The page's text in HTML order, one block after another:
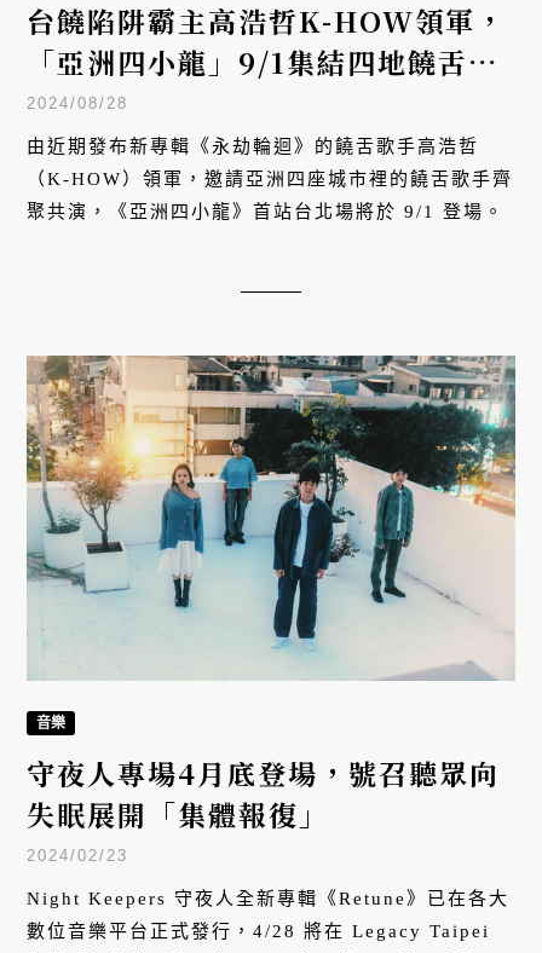
台饒陷阱霸主高浩哲K-HOW領軍，
「亞洲四小龍」9/1集結四地饒舌歌
手齊聚演出
2024/08/28
由近期發布新專輯《永劫輪迴》的饒舌歌手高浩哲
（K-HOW）領軍，邀請亞洲四座城市裡的饒舌歌手齊
聚共演，《亞洲四小龍》首站台北場將於 9/1 登場。
音樂
守夜人專場4月底登場，號召聽眾向
失眠展開「集體報復」
2024/02/23
Night Keepers 守夜人全新專輯《Retune》已在各大
數位音樂平台正式發行，4/28 將在 Legacy Taipei